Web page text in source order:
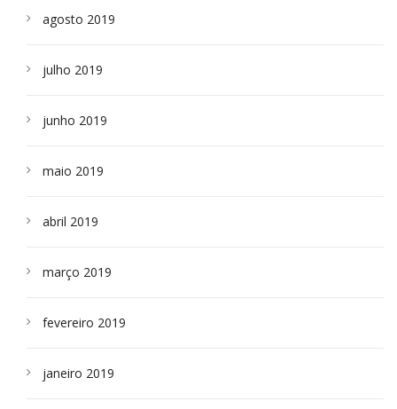
agosto 2019
julho 2019
junho 2019
maio 2019
abril 2019
março 2019
fevereiro 2019
janeiro 2019